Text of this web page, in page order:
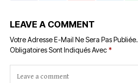
LEAVE A COMMENT
Votre Adresse E-Mail Ne Sera Pas Publiée.
Obligatoires Sont Indiqués Avec*